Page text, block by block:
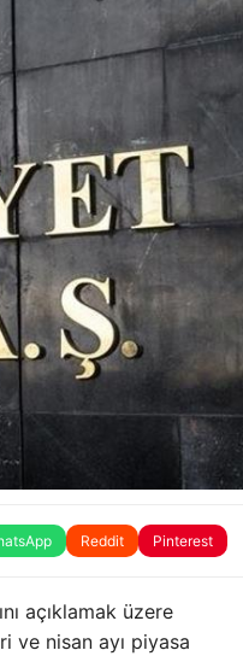
Reddit Pinterest
açıklamak üzere
ve nisan ayı piyasa